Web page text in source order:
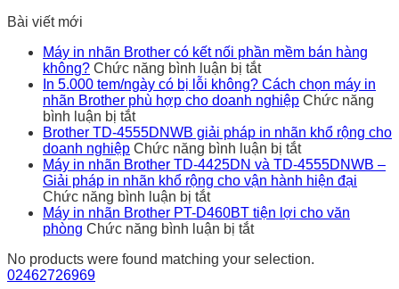
Bài viết mới
Máy in nhãn Brother có kết nối phần mềm bán hàng
không? Chức năng bình luận bị tắtở
Máy
in
Brother
có
kết
nối
mềm
không?
In 5.000 tem/ngày có bị lỗi không? Cách chọn máy in
nhãn Brother phù hợp cho doanh nghiệp Chức năng
bình luận bị tắtở
In
5.000
tem/ngày
có
bị
lỗi
không?
chọn
Brother TD-4555DNWB giải pháp in nhãn khổ rộng cho
doanh nghiệp Chức năng bình luận bị tắtở
Brother
TD-
giải
nhãn
Máy in nhãn Brother TD-4425DN và TD-4555DNWB –
Giải pháp in nhãn khổ rộng cho vận hành hiện đại
Chức năng bình luận bị tắtở
Máy
in
Brother
Máy in nhãn Brother PT-D460BT tiện lợi cho văn
phòng Chức năng bình luận bị tắtở
in
No products were found matching your selection.
02462726969